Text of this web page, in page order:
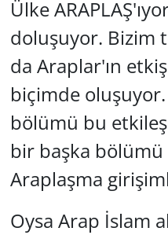
Ülke
doluşuyor. Bizim
da Araplar'ın
biçimde oluşuyor.
bölümü bu
bir başka
Araplaşma
Oysa Arap İslam
GÜNDEM
HABERDE İNSAN
KÜLTÜR SANAT
POLİTİKA
RESMİ İLANLAR